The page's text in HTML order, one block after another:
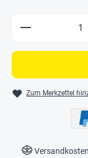
Produkt
Zum Merkzettel